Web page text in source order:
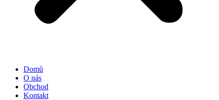
Domů
O nás
Obchod
Kontakt